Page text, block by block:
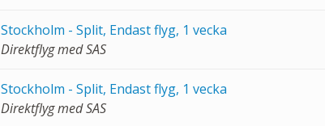
Stockholm - Split, Endast flyg, 1 vecka
Direktflyg med SAS
Stockholm - Split, Endast flyg, 1 vecka
Direktflyg med SAS